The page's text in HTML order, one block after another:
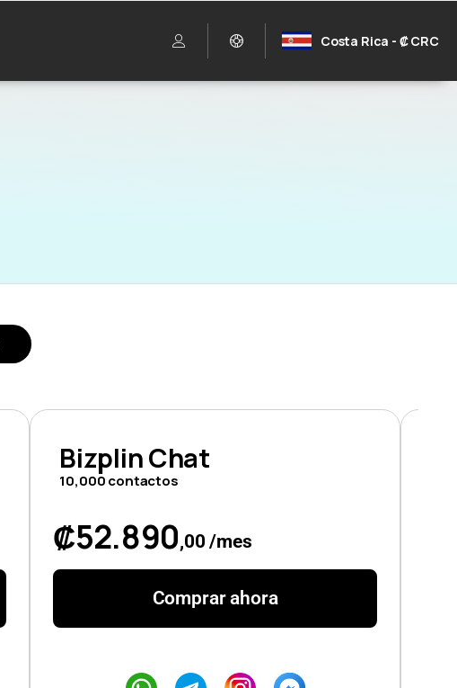
Costa Rica - ₡ CRC
Bizplin Chat
10,000 contactos
₡52.890,00 /mes
Comprar ahora